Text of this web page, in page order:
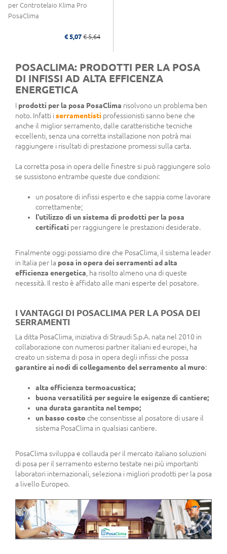
per Controtelaio Klima Pro
PosaClima
€ 5,07 € 5,64
POSACLIMA: PRODOTTI PER LA POSA
DI INFISSI AD ALTA EFFICENZA
ENERGETICA
I prodotti per la posa PosaClima risolvono un problema ben
noto. Infatti iserramentisti professionisti sanno bene che
anche il miglior serramento, dalle caratteristiche tecniche
eccellenti, senza una corretta installazione non potrà mai
raggiungere i risultati di prestazione promessi sulla carta.
La corretta posa in opera delle finestre si può raggiungere solo
se sussistono entrambe queste due condizioni:
un posatore di infissi esperto e che sappia come lavorare
correttamente;
l'utilizzo di un sistema di prodotti per la posa
certificati per raggiungere le prestazioni desiderate.
Finalmente oggi possiamo dire che PosaClima, il sistema leader
in Italia per la posa in opera dei serramenti ad alta
efficienza energetica , ha risolto almeno una di queste
necessità. Il resto è affidato alle mani esperte del posatore.
I VANTAGGI DI POSACLIMA PER LA POSA DEI
SERRAMENTI
La ditta PosaClima, iniziativa di Straudi S.p.A. nata nel 2010 in
collaborazione con numerosi partner italiani ed europei, ha
creato un sistema di posa in opera degli infissi che possa
garantire ai nodi di collegamento del serramento al muro:
alta efficienza termoacustica;
buona versatilità per seguire le esigenze di cantiere;
una durata garantita nel tempo;
un basso costo che consentisse al posatore di usare il
sistema PosaClima in qualsiasi cantiere.
PosaClima sviluppa e collauda per il mercato italiano soluzioni
di posa per il serramento esterno testate nei più importanti
laboratori internazionali, seleziona i migliori prodotti per la posa
a livello Europeo.